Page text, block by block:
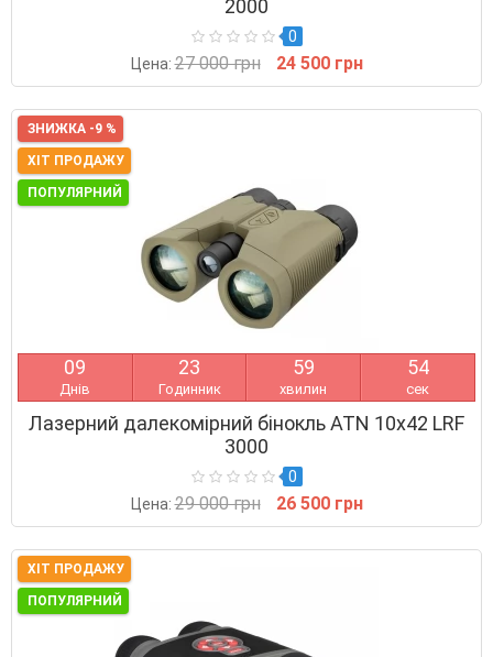
2000
0
Цена:27 000 грн 24 500 грн
ЗНИЖКА -9 %
ХІТ ПРОДАЖУ
ПОПУЛЯРНИЙ
09
Днів
23
Годинник
59
хвилин
54
сек
Лазерний далекомірний бінокль ATN 10x42 LRF
3000
0
Цена:29 000 грн 26 500 грн
ХІТ ПРОДАЖУ
ПОПУЛЯРНИЙ